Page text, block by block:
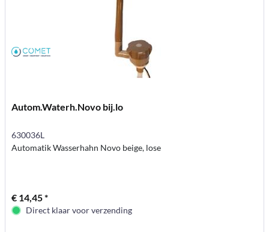
Autom.Waterh.Novo bij.lo
630036L
Automatik Wasserhahn Novo beige, lose
€ 14,45 *
Direct klaar voor verzending